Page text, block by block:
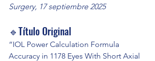
Surgery, 17 septiembre 2025
🔹Título Original
“IOL Power Calculation Formula
Accuracy in 1178 Eyes With Short Axial